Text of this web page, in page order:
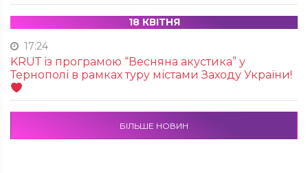
18 КВІТНЯ
17:24
KRUТ із програмою “Весняна акустика” у
Тернополі в рамках туру містами Заходу України!
БІЛЬШЕ НОВИН